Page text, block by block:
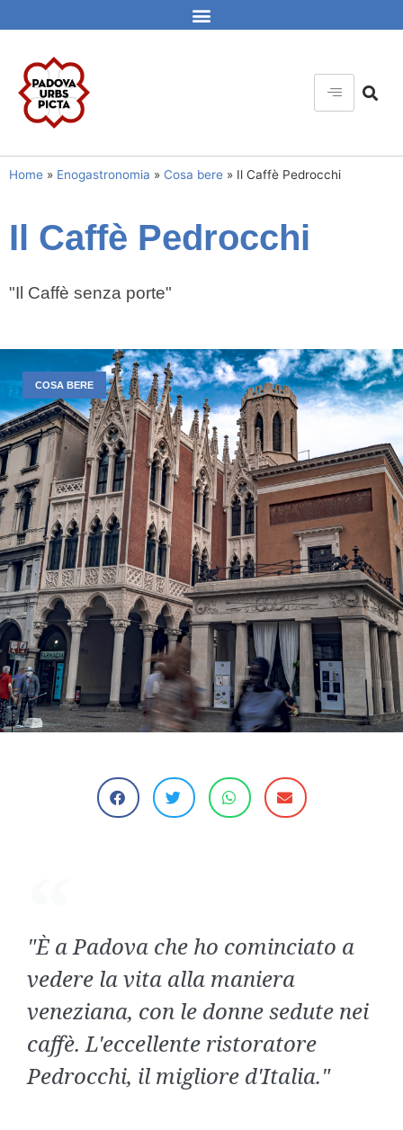
Home » Enogastronomia » Cosa bere » Il Caffè Pedrocchi
Il Caffè Pedrocchi
"Il Caffè senza porte"
COSA BERE
"È a Padova che ho cominciato a
vedere la vita alla maniera
veneziana, con le donne sedute nei
caffè. L'eccellente ristoratore
Pedrocchi, il migliore d'Italia."